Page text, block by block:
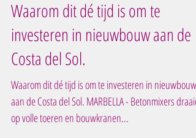
Waarom dit dé tijd is om te
investeren in nieuwbouw aan de
Costa del Sol.
Waarom dit dé tijd is om te investeren in nieuwbouw